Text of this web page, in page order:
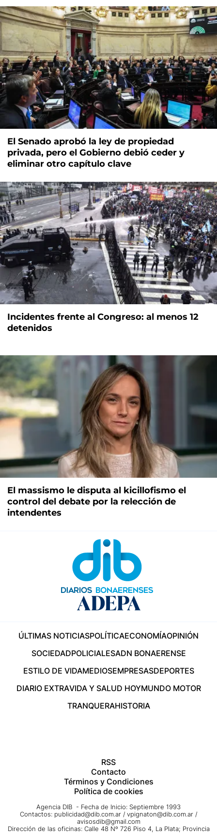
El Senado aprobó la ley de propiedad
privada, pero el Gobierno debió ceder y
eliminar otro capítulo clave
Incidentes frente al Congreso: al menos 12
detenidos
El massismo le disputa al kicillofismo el
control del debate por la relección de
intendentes
ÚLTIMAS NOTICIASPOLÍTICAECONOMÍAOPINIÓN
SOCIEDADPOLICIALESADN BONAERENSE
ESTILO DE VIDAMEDIOSEMPRESASDEPORTES
DIARIO EXTRAVIDA Y SALUD HOYMUNDO MOTOR
TRANQUERAHISTORIA
RSS
Contacto
Términos y Condiciones
Política de cookies
Agencia DIB - Fecha de Inicio: Septiembre 1993
Contactos: publicidad@dib.com.ar / vpignaton@dib.com.ar /
avisosdib@gmail.com
Dirección de las oficinas: Calle 48 Nº 726 Piso 4, La Plata; Provincia